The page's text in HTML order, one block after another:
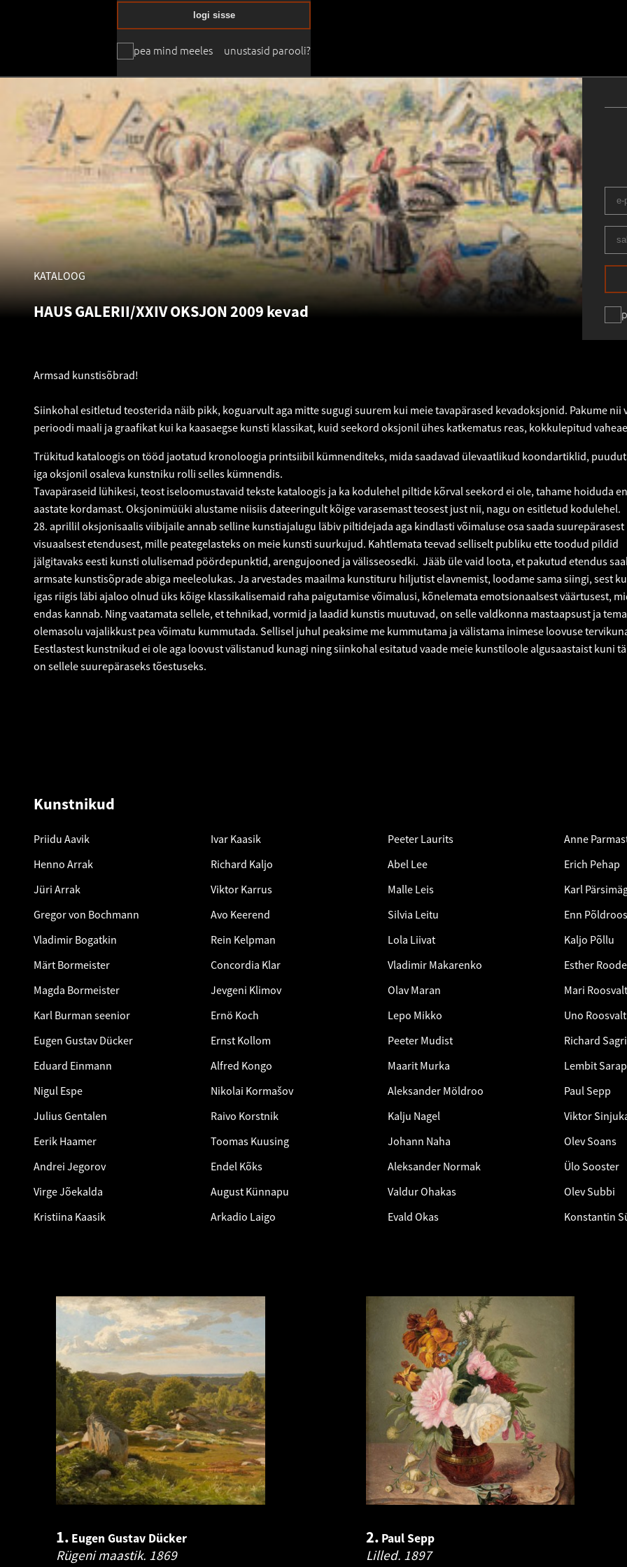
pea mind meeles
logi sisse
unustasid parooli?
KATALOOG
HAUS GALERII/XXIV OKSJON 2009 kevad
Armsad kunstisõbrad!
Siinkohal esitletud teosterida näib pikk, koguarvult aga mitte sugugi suurem kui meie tavapärased kevadoksjonid. Pakume nii
perioodi maali ja graafikat kui ka kaasaegse kunsti klassikat, kuid seekord oksjonil ühes katkematus reas, kokkulepitud
Trükitud kataloogis on tööd jaotatud kronoloogia printsiibil kümnenditeks, mida saadavad ülevaatlikud koondartiklid,
iga oksjonil osaleva kunstniku rolli selles kümnendis.
Tavapäraseid lühikesi, teost iseloomustavaid tekste kataloogis ja ka kodulehel piltide kõrval seekord ei ole, tahame hoiduda
aastate kordamast. Oksjonimüüki alustame niisiis dateeringult kõige varasemast teosest just nii, nagu on esitletud kodulehel.
28. aprillil oksjonisaalis viibijaile annab selline kunstiajalugu läbiv piltidejada aga kindlasti võimaluse osa saada suurepärasest
visuaalsest etendusest, mille peategelasteks on meie kunsti suurkujud. Kahtlemata teevad selliselt publiku ette toodud pildid
jälgitavaks eesti kunsti olulisemad pöördepunktid, arengujooned ja välisseosedki. Jääb üle vaid loota, et pakutud etendus
armsate kunstisõprade abiga meeleolukas. Ja arvestades maailma kunstituru hiljutist elavnemist, loodame sama siingi, sest
igas riigis läbi ajaloo olnud üks kõige klassikalisemaid raha paigutamise võimalusi, kõnelemata emotsionaalsest väärtusest,
endas kannab. Ning vaatamata sellele, et tehnikad, vormid ja laadid kunstis muutuvad, on selle valdkonna mastaapsust ja tema
olemasolu vajalikkust pea võimatu kummutada. Sellisel juhul peaksime me kummutama ja välistama inimese loovuse
Eestlastest kunstnikud ei ole aga loovust välistanud kunagi ning siinkohal esitatud vaade meie kunstiloole algusaastaist kuni
on sellele suurepäraseks tõestuseks.
Kunstnikud
Priidu Aavik
Henno Arrak
Jüri Arrak
Gregor von Bochmann
Vladimir Bogatkin
Märt Bormeister
Magda Bormeister
Karl Burman seenior
Eugen Gustav Dücker
Eduard Einmann
Nigul Espe
Julius Gentalen
Eerik Haamer
Andrei Jegorov
Virge Jõekalda
Kristiina Kaasik
Ivar Kaasik
Richard Kaljo
Viktor Karrus
Avo Keerend
Rein Kelpman
Concordia Klar
Jevgeni Klimov
Ernö Koch
Ernst Kollom
Alfred Kongo
Nikolai Kormašov
Raivo Korstnik
Toomas Kuusing
Endel Kõks
August Künnapu
Arkadio Laigo
Peeter Laurits
Abel Lee
Malle Leis
Silvia Leitu
Lola Liivat
Vladimir Makarenko
Olav Maran
Lepo Mikko
Peeter Mudist
Maarit Murka
Aleksander Möldroo
Kalju Nagel
Johann Naha
Aleksander Normak
Valdur Ohakas
Evald Okas
Anne
Erich Pehap
Karl
Enn Põldroos
Kaljo Põllu
Esther Roode
Mari Roosvalt
Uno Roosvalt
Richard
Lembit
Paul Sepp
Viktor
Olev Soans
Ülo Sooster
Olev Subbi
Konstantin
1. Eugen Gustav Dücker
Rügeni maastik. 1869
2. Paul Sepp
Lilled. 1897